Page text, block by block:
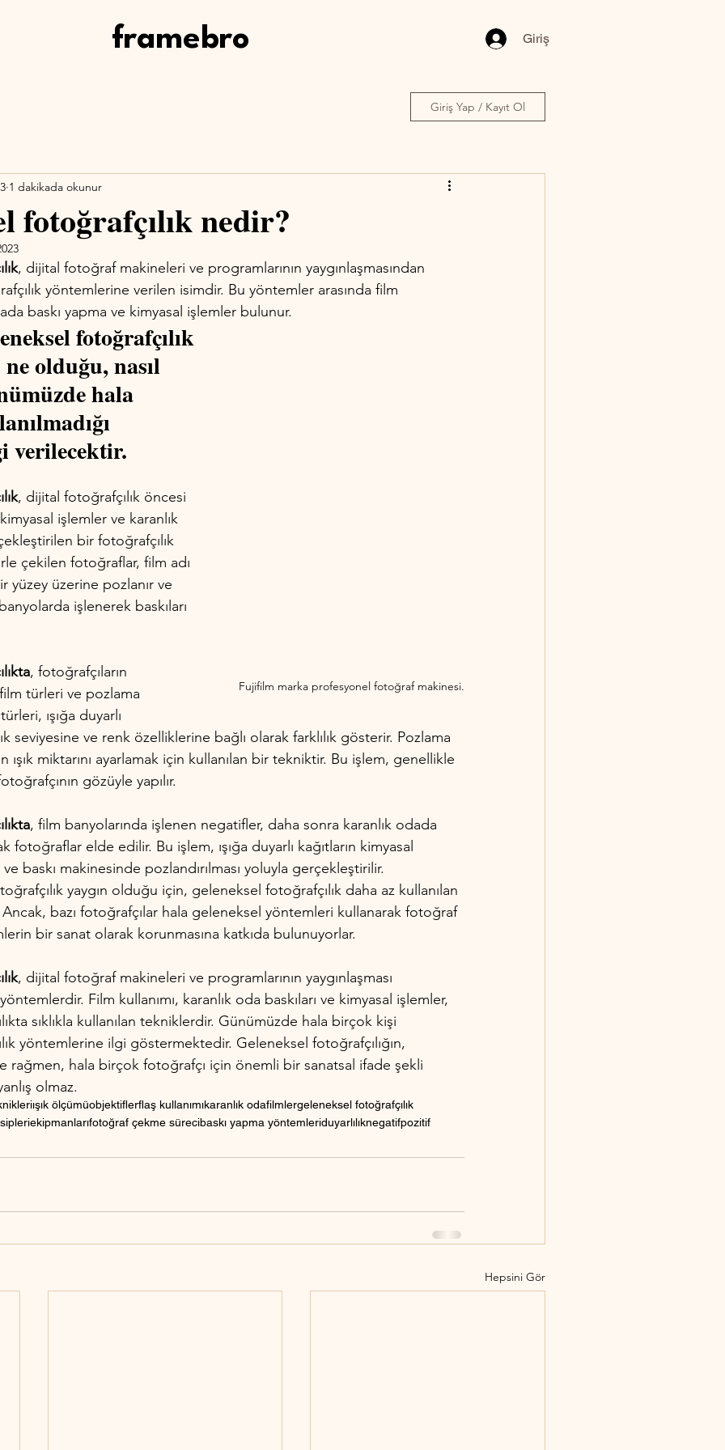
framebro Giriş
Giriş Yap / Kayıt Ol
fotoğrafçılık nedir?
1 dakikada okunur
, dijital fotoğraf makineleri ve programlarının yaygınlaşmasından
yöntemlerine verilen isimdir. Bu yöntemler arasında film
baskı yapma ve kimyasal işlemler bulunur.
Fujifilm marka profesyonel fotoğraf makinesi.
fotoğrafçılık
olduğu, nasıl
hala
verilecektir.
, dijital fotoğrafçılık öncesi
işlemler ve karanlık
bir fotoğrafçılık
çekilen fotoğraflar, film adı
yüzey üzerine pozlanır ve
işlenerek baskıları
, fotoğrafçıların
türleri ve pozlama
ışığa duyarlı
seviyesine ve renk özelliklerine bağlı olarak farklılık gösterir. Pozlama
ışık miktarını ayarlamak için kullanılan bir tekniktir. Bu işlem, genellikle
gözüyle yapılır.
, film banyolarında işlenen negatifler, daha sonra karanlık odada
fotoğraflar elde edilir. Bu işlem, ışığa duyarlı kağıtların kimyasal
baskı makinesinde pozlandırılması yoluyla gerçekleştirilir.
yaygın olduğu için, geleneksel fotoğrafçılık daha az kullanılan
bazı fotoğrafçılar hala geleneksel yöntemleri kullanarak fotoğraf
bir sanat olarak korunmasına katkıda bulunuyorlar.
, dijital fotoğraf makineleri ve programlarının yaygınlaşması
Film kullanımı, karanlık oda baskıları ve kimyasal işlemler,
sıklıkla kullanılan tekniklerdir. Günümüzde hala birçok kişi
yöntemlerine ilgi göstermektedir. Geleneksel fotoğrafçılığın,
rağmen, hala birçok fotoğrafçı için önemli bir sanatsal ifade şekli
olmaz.
ışık ölçümüobjektiflerflaş kullanımıkaranlık odafilmlergeleneksel fotoğrafçılık
ekipmanlarıfotoğraf çekme sürecibaskı yapma yöntemleriduyarlılıknegatifpozitif
Hepsini Gör